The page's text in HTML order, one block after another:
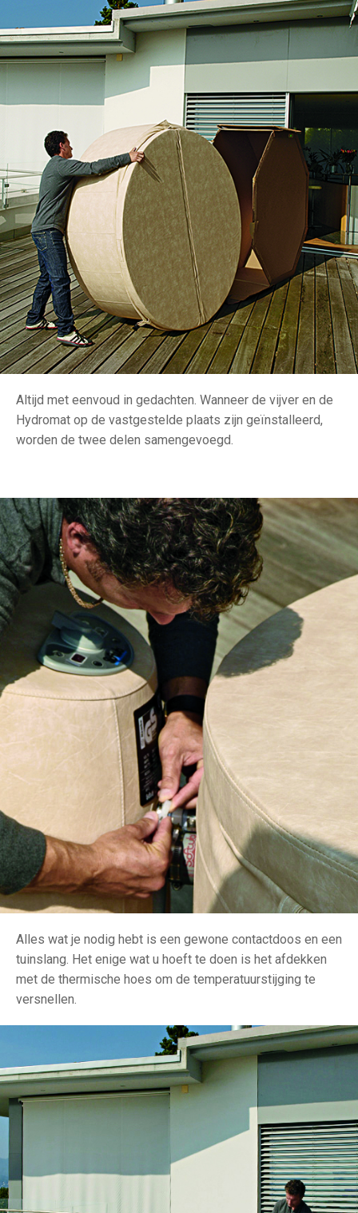
Altijd met eenvoud in gedachten. Wanneer de vijver en de
Hydromat op de vastgestelde plaats zijn geïnstalleerd,
worden de twee delen samengevoegd.
Alles wat je nodig hebt is een gewone contactdoos en een
tuinslang. Het enige wat u hoeft te doen is het afdekken
met de thermische hoes om de temperatuurstijging te
versnellen.